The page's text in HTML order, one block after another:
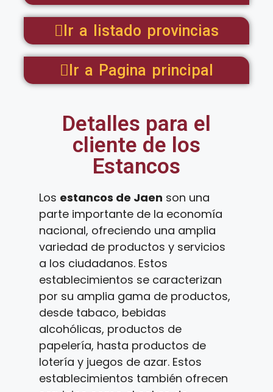
Ir a listado provincias
Ir a Pagina principal
Detalles para el
cliente de los
Estancos
Los estancos de Jaen son una
parte importante de la economía
nacional, ofreciendo una amplia
variedad de productos y servicios
a los ciudadanos. Estos
establecimientos se caracterizan
por su amplia gama de productos,
desde tabaco, bebidas
alcohólicas, productos de
papelería, hasta productos de
lotería y juegos de azar. Estos
establecimientos también ofrecen